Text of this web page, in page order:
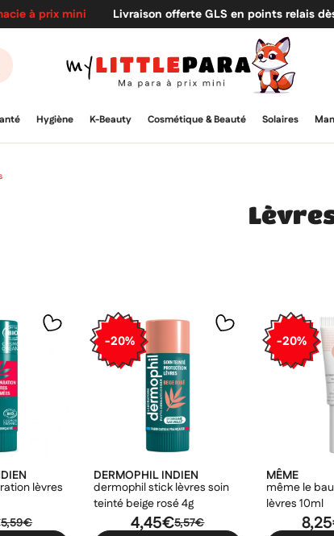
à prix mini Livraison offerte GLS en points relais
Hygiène K-Beauty Cosmétique & Beauté Solaires
lèvres
5,59€
-20%
DERMOPHIL INDIEN
dermophil stick lèvres soin
teinté beige rosé 4g
5,57€
4,45€
-20%
MÊME
même le
lèvres 10ml